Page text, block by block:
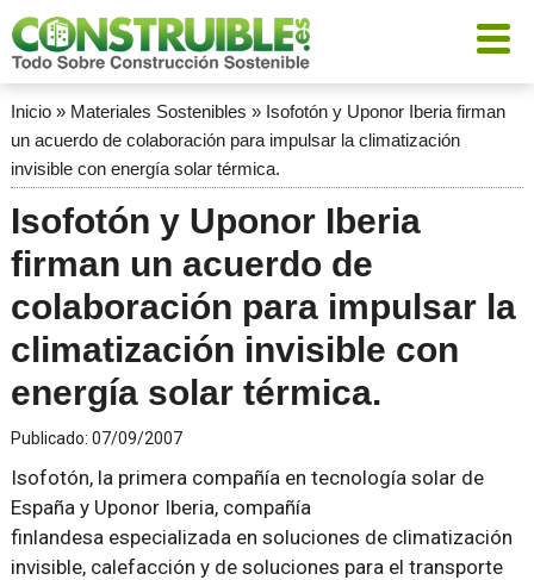
Inicio» Materiales Sostenibles » Isofotón y Uponor Iberia firman
un acuerdo de colaboración para impulsar la climatización
invisible con energía solar térmica.
Isofotón y Uponor Iberia
firman un acuerdo de
colaboración para impulsar la
climatización invisible con
energía solar térmica.
Publicado: 07/09/2007
Isofotón, la primera compañía en tecnología solar de
España y Uponor Iberia, compañía
finlandesa especializada en soluciones de climatización
invisible, calefacción y de soluciones para el transporte